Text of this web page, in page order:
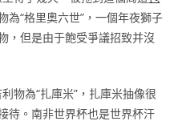
為“格里奧六世”，一個年夜獅子
，但是由于飽受爭議招致并沒
物為“扎庫米”，扎庫米抽像很
待。南非世界杯也是世界杯汗